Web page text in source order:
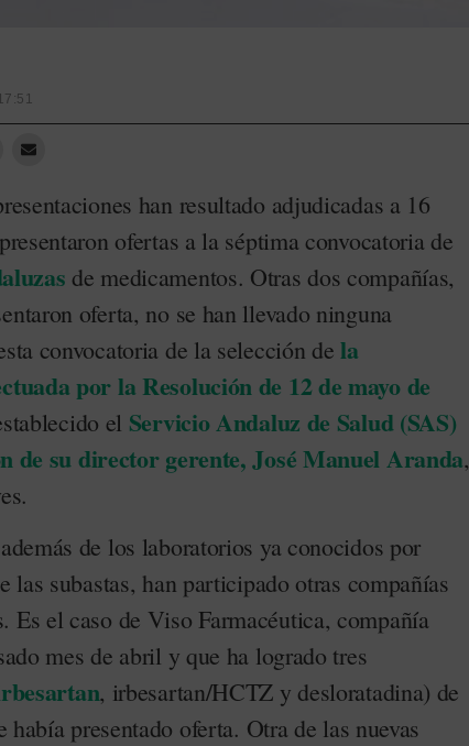
han resultado adjudicadas a 16
ofertas a la séptima convocatoria de
de medicamentos. Otras dos compañías,
oferta, no se han llevado ninguna
convocatoria de la selección dela
por la Resolución de 12 de mayo de
el Servicio Andaluz de Salud (SAS)
de su director gerente, José Manuel Aranda,
de los laboratorios ya conocidos por
las subastas, han participado otras compañías
Es el caso de Viso Farmacéutica, compañía
mes de abril y que ha logrado tres
, irbesartan/HCTZ y desloratadina) de
había presentado oferta. Otra de las nuevas